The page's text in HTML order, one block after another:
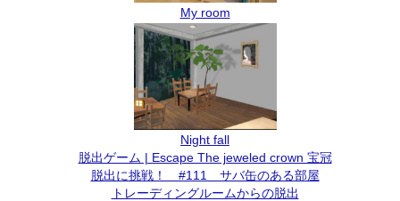
My room
Night fall
脱出ゲーム | Escape The jeweled crown 宝冠
脱出に挑戦！ #111 サバ缶のある部屋
トレーディングルームからの脱出